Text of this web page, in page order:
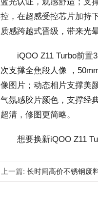
控，在超感受控芯片加持
质感跨越式晋级，带来光
iQOO Z11 Turbo前置
次支撑全焦段人像 ，
像图片；动态相片支撑美
气氛感胶片颜色，支撑经
超清，修图更简略。
想要换新iQOO Z11
上一篇: 长时间高价不锈钢废料收回油